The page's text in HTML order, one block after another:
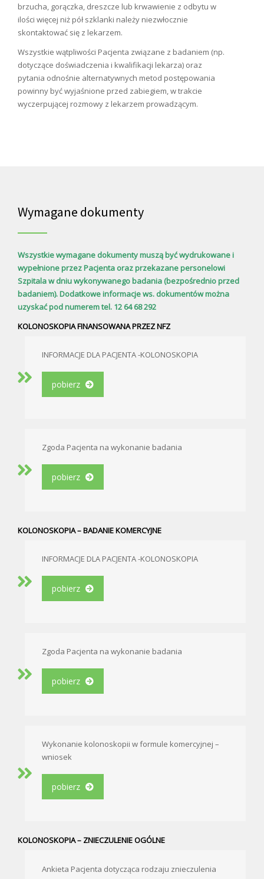
brzucha, gorączka, dreszcze lub krwawienie z odbytu w
ilości więcej niż pół szklanki należy niezwłocznie
skontaktować się z lekarzem.
Wszystkie wątpliwości Pacjenta związane z badaniem (np.
dotyczące doświadczenia i kwalifikacji lekarza) oraz
pytania odnośnie alternatywnych metod postępowania
powinny być wyjaśnione przed zabiegiem, w trakcie
wyczerpującej rozmowy z lekarzem prowadzącym.
Wymagane dokumenty
Wszystkie wymagane dokumenty muszą być wydrukowane i
wypełnione przez Pacjenta oraz przekazane personelowi
Szpitala w dniu wykonywanego badania (bezpośrednio przed
badaniem). Dodatkowe informacje ws. dokumentów można
uzyskać pod numerem tel. 12 64 68 292
KOLONOSKOPIA FINANSOWANA PRZEZ NFZ
INFORMACJE DLA PACJENTA -KOLONOSKOPIA
pobierz
Zgoda Pacjenta na wykonanie badania
pobierz
KOLONOSKOPIA – BADANIE KOMERCYJNE
INFORMACJE DLA PACJENTA -KOLONOSKOPIA
pobierz
Zgoda Pacjenta na wykonanie badania
pobierz
Wykonanie kolonoskopii w formule komercyjnej –
wniosek
pobierz
KOLONOSKOPIA – ZNIECZULENIE OGÓLNE
Ankieta Pacjenta dotycząca rodzaju znieczulenia